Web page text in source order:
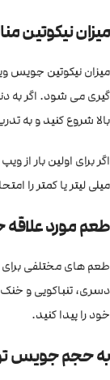
میزان نیکوتین
گیری می شود. اگر به
بالا شروع کنید و به
میلی لیتر یا کمتر را
طعم مورد علاقه
طعم های مختلفی
دسری، تنباکویی و
خود را پیدا کنید.
به حجم جویس